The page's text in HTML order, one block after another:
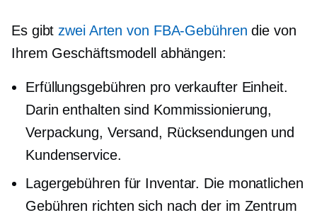
Es gibt zwei Arten von FBA-Gebühren die von
Ihrem Geschäftsmodell abhängen:
Erfüllungsgebühren pro verkaufter Einheit.
Darin enthalten sind Kommissionierung,
Verpackung, Versand, Rücksendungen und
Kundenservice.
Lagergebühren für Inventar. Die monatlichen
Gebühren richten sich nach der im Zentrum